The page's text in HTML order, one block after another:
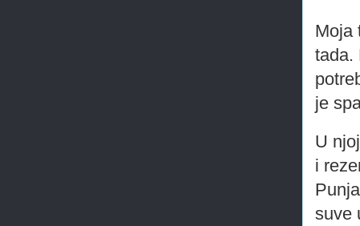
Moja
tada.
je
U
i
suve